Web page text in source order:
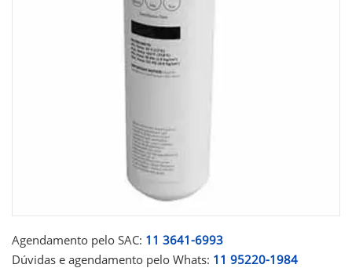
Agendamento pelo SAC: 11 3641-6993
Dúvidas e agendamento pelo Whats: 11 95220-1984